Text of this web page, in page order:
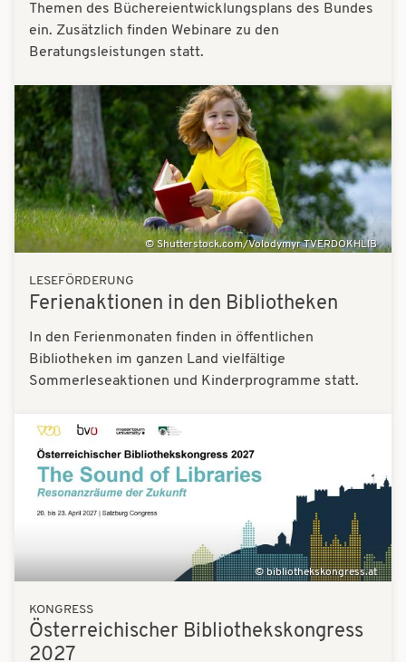
Themen des Büchereientwicklungsplans des Bundes
ein. Zusätzlich finden Webinare zu den
Beratungsleistungen statt.
Bilder
Shutterstock.com/Volodymyr TVERDOKHLIB
LESEFÖRDERUNG
Ferienaktionen in den Bibliotheken
In den Ferienmonaten finden in öffentlichen
Bibliotheken im ganzen Land vielfältige
Sommerleseaktionen und Kinderprogramme statt.
Bilder
bibliothekskongress.at
KONGRESS
Österreichischer Bibliothekskongress
2027